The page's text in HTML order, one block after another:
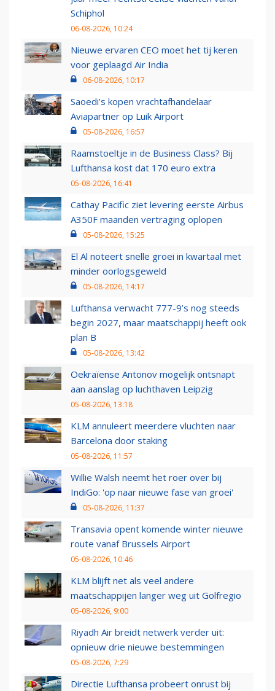
Schiphol
06-08-2026, 10:24
Nieuwe ervaren CEO moet het tij keren
voor geplaagd Air India
06-08-2026, 10:17
Saoedi’s kopen vrachtafhandelaar
Aviapartner op Luik Airport
05-08-2026, 16:57
Raamstoeltje in de Business Class? Bij
Lufthansa kost dat 170 euro extra
05-08-2026, 16:41
Cathay Pacific ziet levering eerste Airbus
A350F maanden vertraging oplopen
05-08-2026, 15:25
El Al noteert snelle groei in kwartaal met
minder oorlogsgeweld
05-08-2026, 14:17
Lufthansa verwacht 777-9’s nog steeds
begin 2027, maar maatschappij heeft ook
plan B
05-08-2026, 13:42
Oekraïense Antonov mogelijk ontsnapt
aan aanslag op luchthaven Leipzig
05-08-2026, 13:18
KLM annuleert meerdere vluchten naar
Barcelona door staking
05-08-2026, 11:57
Willie Walsh neemt het roer over bij
IndiGo: 'op naar nieuwe fase van groei'
05-08-2026, 11:37
Transavia opent komende winter nieuwe
route vanaf Brussels Airport
05-08-2026, 10:46
KLM blijft net als veel andere
maatschappijen langer weg uit Golfregio
05-08-2026, 9:00
Riyadh Air breidt netwerk verder uit:
opnieuw drie nieuwe bestemmingen
05-08-2026, 7:29
Directie Lufthansa probeert onrust bij